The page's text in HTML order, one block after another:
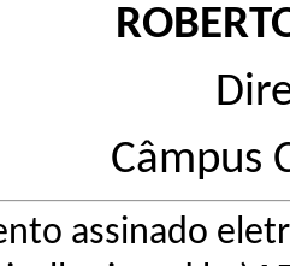
Câmpus
assinado